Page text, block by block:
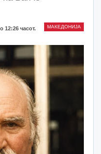
МАКЕДОНИЈА
12:26 часот.